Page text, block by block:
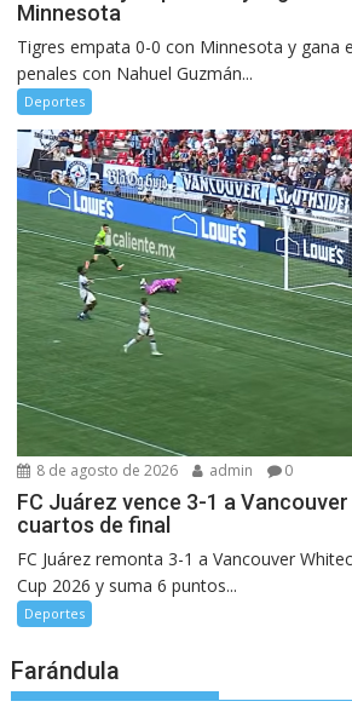
Minnesota
Tigres empata 0-0 con Minnesota y gana
penales con Nahuel Guzmán...
Deportes
8 de agosto de 2026 admin 0
FC Juárez vence 3-1 a
cuartos de final
FC Juárez remonta 3-1 a Vancouver
Cup 2026 y suma 6 puntos...
Deportes
Farándula